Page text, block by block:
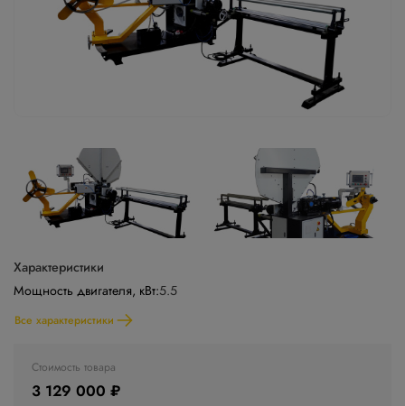
Характеристики
Мощность двигателя, кВт:5.5
Все характеристики
Стоимость товара
3 129 000 ₽